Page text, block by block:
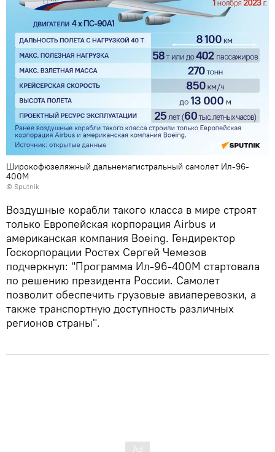
Широкофюзеляжный дальнемагистральный самолет Ил-96-
400М
© Sputnik
Воздушные корабли такого класса в мире строят
только Европейская корпорация Airbus и
американская компания Boeing. Гендиректор
Госкорпорации Ростех Сергей Чемезов
подчеркнул: "Программа Ил-96-400М стартовала
по решению президента России. Самолет
позволит обеспечить грузовые авиаперевозки, а
также транспортную доступность различных
регионов страны".